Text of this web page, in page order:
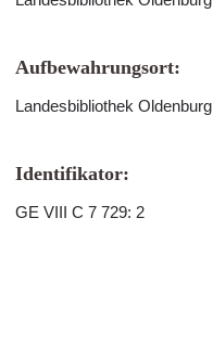
Aufbewahrungsort:
Landesbibliothek Oldenburg
Identifikator:
GE VIII C 7 729: 2